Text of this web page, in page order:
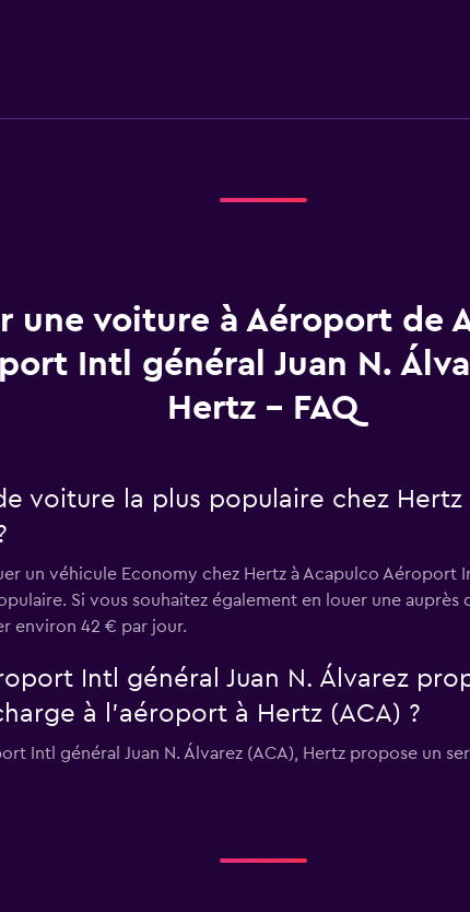
une voiture à Aéroport de
Intl général Juan N.
Hertz - FAQ
voiture la plus populaire chez
un véhicule Economy chez Hertz à Acapulco Aéroport
Si vous souhaitez également en louer une auprès
environ 42 € par jour.
Intl général Juan N. Álvarez
à l’aéroport à Hertz (ACA) ?
Intl général Juan N. Álvarez (ACA), Hertz propose un